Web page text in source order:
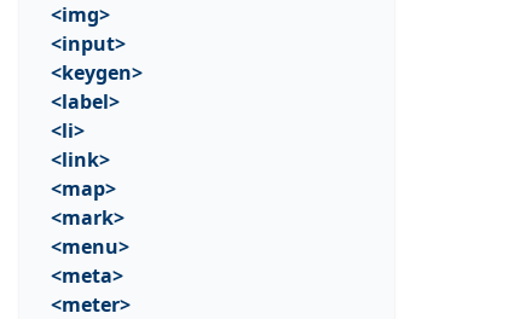
<img>
<input>
<keygen>
<label>
<li>
<link>
<map>
<mark>
<menu>
<meta>
<meter>